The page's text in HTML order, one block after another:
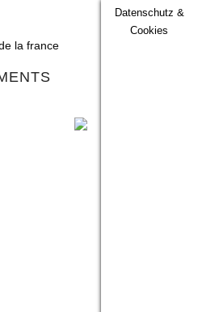
Datenschutz &
Cookies